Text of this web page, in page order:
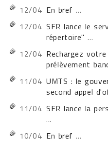
12/04 En bref ...
12/04 SFR lance le
répertoire" ...
12/04 Rechargez
prélèvement
11/04 UMTS : le
second appel
11/04 SFR lance la
...
10/04 En bref ...